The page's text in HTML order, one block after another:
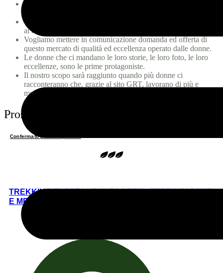
Vogliamo creare nuove attività, inventare viaggi che piacciono
ai nuovi turisti responsabili.
Vogliamo mettere in comunicazione domanda ed offerta di
questo mercato di qualità ed eccellenza operato dalle donne.
Le donne che ci mandano le loro storie, le loro foto, le loro
eccellenze, sono le prime protagoniste.
Il nostro scopo sarà raggiunto quando più donne ci
racconteranno che, grazie al sito GRT, lavorano di più e
meglio.
Prossimi viaggi
Confermato posti disponibili
TREKKING FLOREALE IN ZAGORIA, TERRA DI PONTI
E MERAVIGLIA